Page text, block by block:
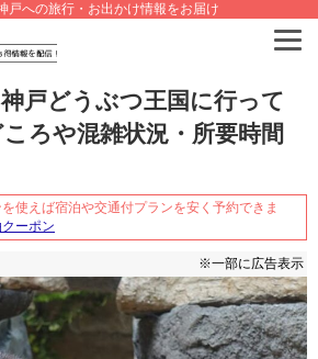
戸への旅行・お出かけ情報をお届け
神戸どうぶつ王国に行って
ろや混雑状況・所要時間
使えば宿泊や交通付プランを安く予約できま
ーポン
※一部に広告表示